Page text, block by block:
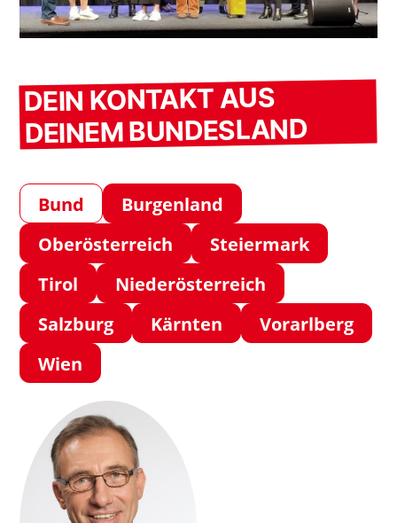
DEIN KONTAKT AUS
DEINEM BUNDESLAND
Bund
Burgenland
Oberösterreich
Steiermark
Tirol
Niederösterreich
Salzburg
Kärnten
Vorarlberg
Wien